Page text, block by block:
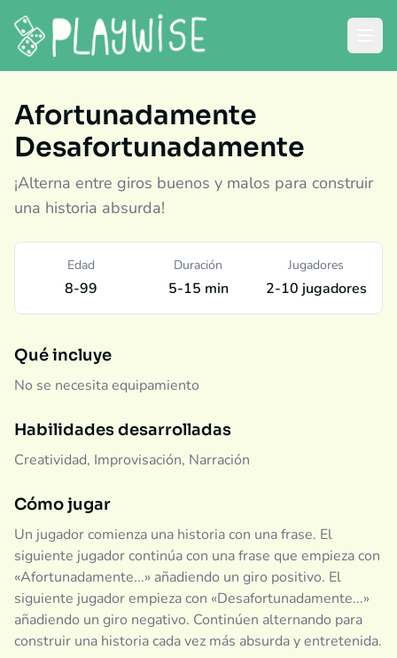
Afortunadamente
Desafortunadamente
¡Alterna entre giros buenos y malos para construir
una historia absurda!
Edad
8-99
Duración
5-15 min
Jugadores
2-10 jugadores
Qué incluye
No se necesita equipamiento
Habilidades desarrolladas
Creatividad, Improvisación, Narración
Cómo jugar
Un jugador comienza una historia con una frase. El
siguiente jugador continúa con una frase que empieza con
«Afortunadamente...» añadiendo un giro positivo. El
siguiente jugador empieza con «Desafortunadamente...»
añadiendo un giro negativo. Continúen alternando para
construir una historia cada vez más absurda y entretenida.